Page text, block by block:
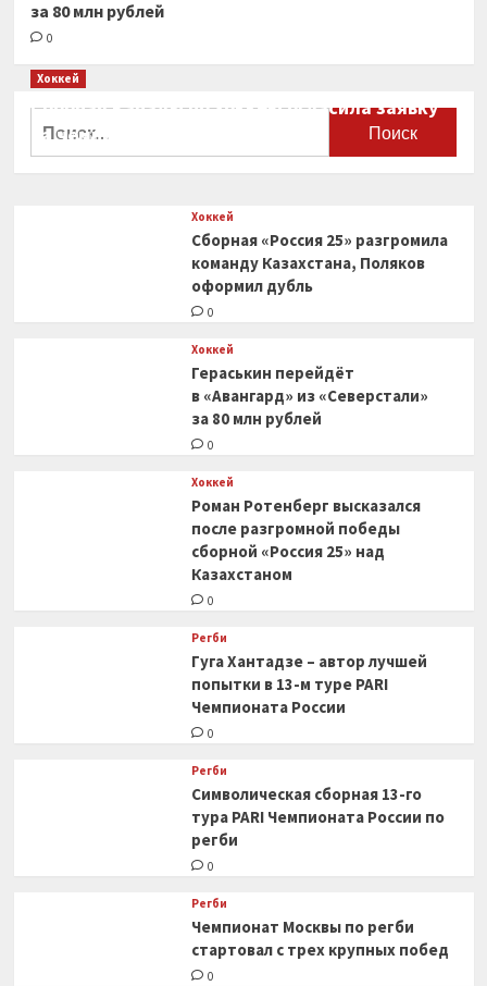
за 80 млн рублей
0
Хоккей
Сборная Канады по хоккею огласила заявку
на чемпионат мира
Хоккей
Сборная «Россия 25» разгромила
команду Казахстана, Поляков
оформил дубль
0
Хоккей
Гераськин перейдёт
в «Авангард» из «Северстали»
за 80 млн рублей
0
Хоккей
Роман Ротенберг высказался
после разгромной победы
сборной «Россия 25» над
Казахстаном
0
Регби
Гуга Хантадзе – автор лучшей
попытки в 13-м туре PARI
Чемпионата России
0
Регби
Символическая сборная 13-го
тура PARI Чемпионата России по
регби
0
Регби
Чемпионат Москвы по регби
стартовал с трех крупных побед
0